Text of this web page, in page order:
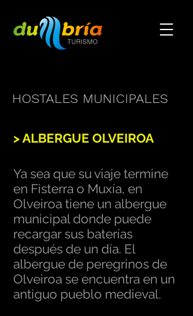
HOSTALES MUNICIPALES
> ALBERGUE OLVEIROA
Ya sea que su viaje termine
en Fisterra o Muxía, en
Olveiroa tiene un albergue
municipal donde puede
recargar sus baterías
después de un día. El
albergue de peregrinos de
Olveiroa se encuentra en un
antiguo pueblo medieval.